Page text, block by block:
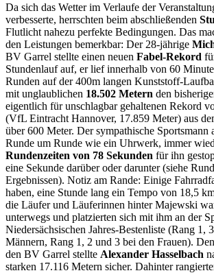
Da sich das Wetter im Verlaufe der
verbesserte, herrschten beim abschließenden
Flutlicht nahezu perfekte Bedingungen. Das
den Leistungen bemerkbar: Der 28-jährige
BV Garrel stellte einen neuen Fabel-Rekord
Stundenlauf auf, er lief innerhalb von 60
Runden auf der 400m langen Kunststoff-
mit unglaublichen 18.502 Metern den
eigentlich für unschlagbar gehaltenen Rekord
(VfL Eintracht Hannover, 17.859 Meter) aus
über 600 Meter. Der sympathische Sportsmann
Runde um Runde wie ein Uhrwerk, immer
Rundenzeiten von 78 Sekunden für ihn
eine Sekunde darüber oder darunter (siehe
Ergebnissen). Notiz am Rande: Einige
haben, eine Stunde lang ein Tempo von 18,5
die Läufer und Läuferinnen hinter Majewski
unterwegs und platzierten sich mit ihm an der
Niedersächsischen Jahres-Bestenliste (Rang 1,
Männern, Rang 1, 2 und 3 bei den Frauen).
den BV Garrel stellte Alexander Hasselbach
starken 17.116 Metern sicher. Dahinter